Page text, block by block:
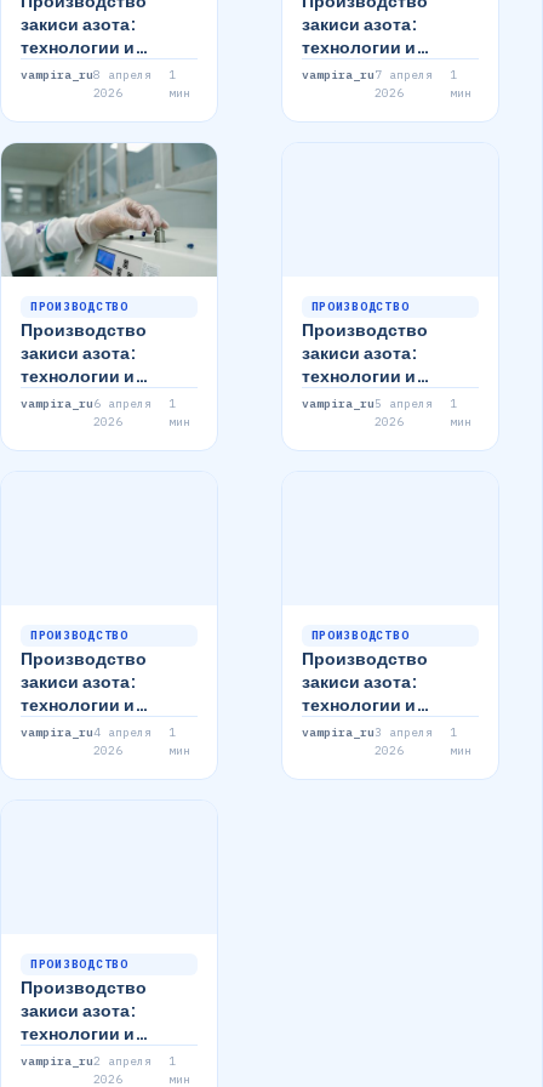
закиси азота:
технологии и
применения
vampira_ru8 апреля
2026
1
мин
закиси азота:
технологии и
применение
vampira_ru7 апреля
2026
1
мин
ПРОИЗВОДСТВО
Производство
закиси азота:
технологии и
методы
vampira_ru6 апреля
2026
1
мин
ПРОИЗВОДСТВО
Производство
закиси азота:
технологии и
применение
vampira_ru5 апреля
2026
1
мин
ПРОИЗВОДСТВО
Производство
закиси азота:
технологии и
применение
vampira_ru4 апреля
2026
1
мин
ПРОИЗВОДСТВО
Производство
закиси азота:
технологии и
применение
vampira_ru3 апреля
2026
1
мин
ПРОИЗВОДСТВО
Производство
закиси азота:
технологии и
применение
vampira_ru2 апреля
2026
1
мин